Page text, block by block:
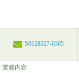
S0128327-0305
業務内容